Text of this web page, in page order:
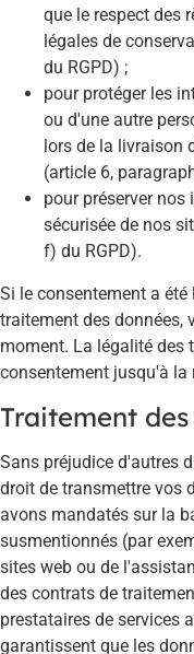
que le respect des
légales de
du RGPD) ;
pour protéger les
ou d'une autre
lors de la livraison
(article 6,
pour préserver
sécurisée de nos
f) du RGPD).
Si le consentement a
traitement des données,
moment. La légalité des
consentement jusqu'à la
Traitement
Sans préjudice d'autres
droit de transmettre vos
avons mandatés sur la
susmentionnés (par
sites web ou de
des contrats de
prestataires de services
garantissent que les